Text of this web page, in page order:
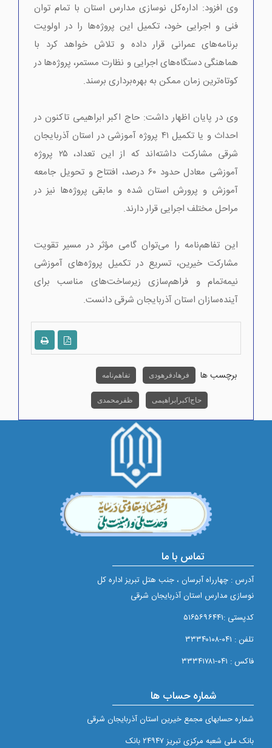
وی افزود: اداره‌کل نوسازی مدارس استان با تمام توان
فنی و اجرایی خود، تکمیل این پروژه‌ها را در اولویت
برنامه‌های عمرانی قرار داده و تلاش خواهد کرد با
هماهنگی دستگاه‌های اجرایی و نظارت مستمر، پروژه‌ها در
کوتاه‌ترین زمان ممکن به بهره‌برداری برسند.
وی در پایان اظهار داشت: حاج اکبر ابراهیمی تاکنون در
احداث و یا تکمیل ۴۱ پروژه آموزشی در استان آذربایجان
شرقی مشارکت داشته‌اند که از این تعداد، ۲۵ پروژه
آموزشی معادل حدود ۶۰ درصد، افتتاح و تحویل جامعه
آموزش و پرورش استان شده و مابقی پروژه‌ها نیز در
مراحل مختلف اجرایی قرار دارند.
این تفاهم‌نامه را می‌توان گامی مؤثر در مسیر تقویت
مشارکت خیرین، تسریع در تکمیل پروژه‌های آموزشی
نیمه‌تمام و فراهم‌سازی زیرساخت‌های مناسب برای
آینده‌سازان استان آذربایجان شرقی دانست.
برچسب ها فرهاد فرهودی تفاهم نامه
حاج اکبر ابراهیمی ظفر محمدی
تماس با ما
آدرس : چهارراه آبرسان ، جنب هتل تبریز اداره کل
نوسازی مدارس استان آذربایجان شرقی
کدپستی :۵۱۶۵۶۹۶۴۴۱
تلفن : ۰۴۱-۳۳۳۴۰۱۰۸
فاکس : ۰۴۱-۳۳۳۴۱۷۸۱
شماره حساب ها
شماره حسابهای مجمع خيرين استان آذربايجان شرقی
بانک ملی شعبه مرکزی تبريز ۲۴۹۴۷ بانک